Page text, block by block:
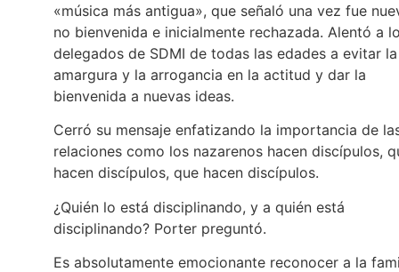
«música más antigua», que señaló una vez fue
no bienvenida e inicialmente rechazada. Alentó a
delegados de SDMI de todas las edades a evitar la
amargura y la arrogancia en la actitud y dar la
bienvenida a nuevas ideas.
Cerró su mensaje enfatizando la importancia de
relaciones como los nazarenos hacen discípulos,
hacen discípulos, que hacen discípulos.
¿Quién lo está disciplinando, y a quién está
disciplinando? Porter preguntó.
Es absolutamente emocionante reconocer a la